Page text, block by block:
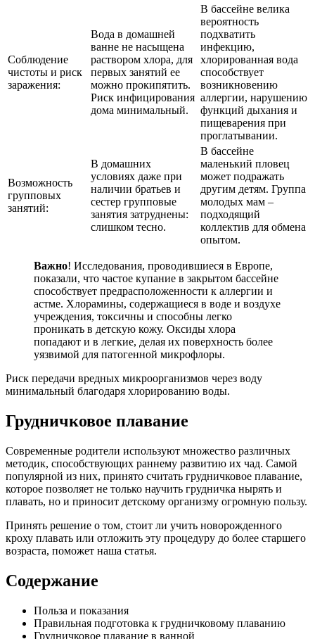
Соблюдение
чистоты и риск
заражения:
Вода в домашней
ванне не насыщена
раствором хлора, для
первых занятий ее
можно прокипятить.
Риск инфицирования
дома минимальный.
В бассейне велика
вероятность
подхватить
инфекцию,
хлорированная вода
способствует
возникновению
аллергии, нарушению
функций дыхания и
пищеварения при
проглатывании.
Возможность
групповых
занятий:
В домашних
условиях даже при
наличии братьев и
сестер групповые
занятия затруднены:
слишком тесно.
В бассейне
маленький пловец
может подражать
другим детям. Группа
молодых мам –
подходящий
коллектив для обмена
опытом.
Важно! Исследования, проводившиеся в Европе,
показали, что частое купание в закрытом бассейне
способствует предрасположенности к аллергии и
астме. Хлорамины, содержащиеся в воде и воздухе
учреждения, токсичны и способны легко
проникать в детскую кожу. Оксиды хлора
попадают и в легкие, делая их поверхность более
уязвимой для патогенной микрофлоры.
Риск передачи вредных микроорганизмов через воду
минимальный благодаря хлорированию воды.
Грудничковое плавание
Современные родители используют множество различных
методик, способствующих раннему развитию их чад. Самой
популярной из них, принято считать грудничковое плавание,
которое позволяет не только научить грудничка нырять и
плавать, но и приносит детскому организму огромную пользу.
Принять решение о том, стоит ли учить новорожденного
кроху плавать или отложить эту процедуру до более старшего
возраста, поможет наша статья.
Содержание
Польза и показания
Правильная подготовка к грудничковому плаванию
Грудничковое плавание в ванной